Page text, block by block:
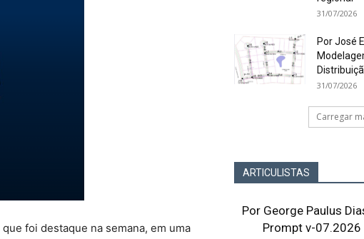
foi destaque na semana, em uma
31/07/2026
Por José
31/07/2026
Carregar
ARTICULISTAS
Por George Paulus
Prompt v-07.2026